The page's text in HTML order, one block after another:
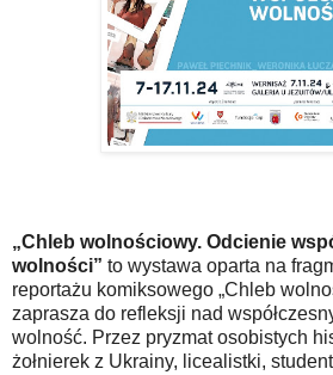
„Chleb wolnościowy. Odcienie
wolności” to wystawa oparta na
reportażu komiksowego „Chleb
zaprasza do refleksji nad
wolność. Przez pryzmat osobistych
żołnierek z Ukrainy, licealistki,